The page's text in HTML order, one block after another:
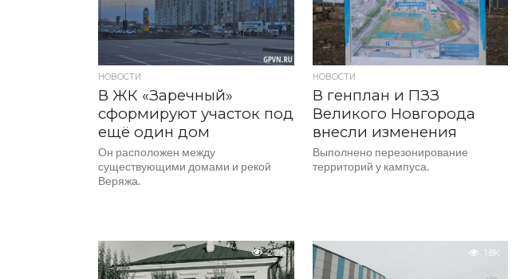
НОВОСТИ
В ЖК «Заречный»
сформируют участок под
ещё один дом
Он расположен между
существующими домами и рекой
Веряжа.
НОВОСТИ
В генплан и ПЗЗ
Великого Новгорода
внесли изменения
Выполнено перезонирование
территорий у кампуса.
2.2K 1.8K